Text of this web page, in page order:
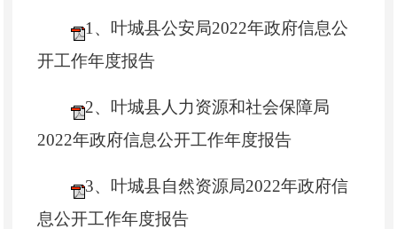
1、叶城县公安局2022年政府信息公
开工作年度报告
2、叶城县人力资源和社会保障局
2022年政府信息公开工作年度报告
3、叶城县自然资源局2022年政府信
息公开工作年度报告